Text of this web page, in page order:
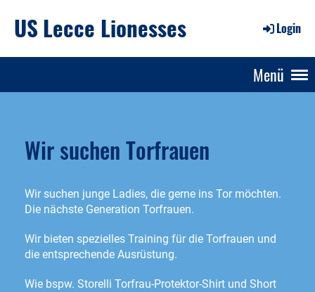
US Lecce Lionesses Login
Menü
Wir suchen Torfrauen
Wir suchen junge Ladies, die gerne ins Tor möchten.
Die nächste Generation Torfrauen.
Wir bieten spezielles Training für die Torfrauen und
die entsprechende Ausrüstung.
Wie bspw. Storelli Torfrau-Protektor-Shirt und Short